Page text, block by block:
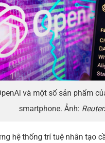
và một số sản phẩm
smartphone. Ảnh:
hệ thống trí tuệ nhân tạo